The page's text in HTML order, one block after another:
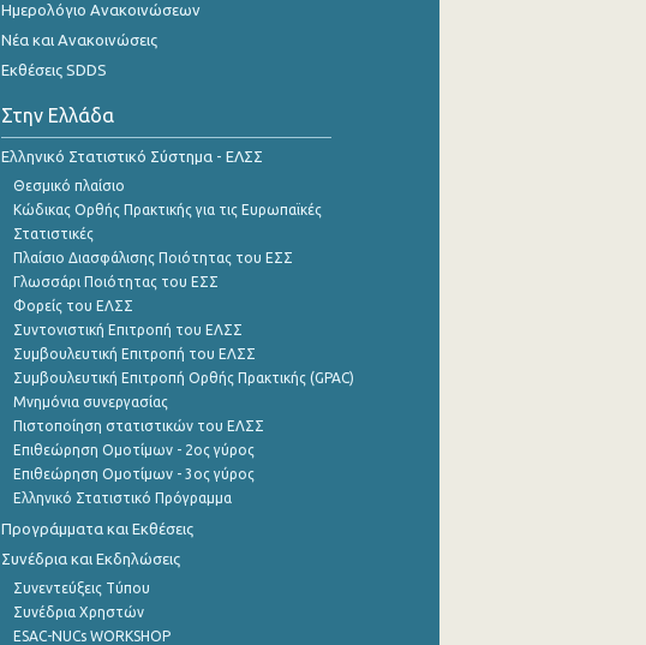
Ημερολόγιο Ανακοινώσεων
Νέα και Ανακοινώσεις
Εκθέσεις SDDS
Στην Ελλάδα
Ελληνικό Στατιστικό Σύστημα - ΕΛΣΣ
Θεσμικό πλαίσιο
Κώδικας Ορθής Πρακτικής για τις Ευρωπαϊκές
Στατιστικές
Πλαίσιο Διασφάλισης Ποιότητας του ΕΣΣ
Γλωσσάρι Ποιότητας του ΕΣΣ
Φορείς του ΕΛΣΣ
Συντονιστική Επιτροπή του ΕΛΣΣ
Συμβουλευτική Επιτροπή του ΕΛΣΣ
Συμβουλευτική Επιτροπή Ορθής Πρακτικής (GPAC)
Μνημόνια συνεργασίας
Πιστοποίηση στατιστικών του ΕΛΣΣ
Επιθεώρηση Ομοτίμων - 2ος γύρος
Επιθεώρηση Ομοτίμων - 3ος γύρος
Ελληνικό Στατιστικό Πρόγραμμα
Προγράμματα και Εκθέσεις
Συνέδρια και Εκδηλώσεις
Συνεντεύξεις Τύπου
Συνέδρια Χρηστών
ESAC-NUCs WORKSHOP